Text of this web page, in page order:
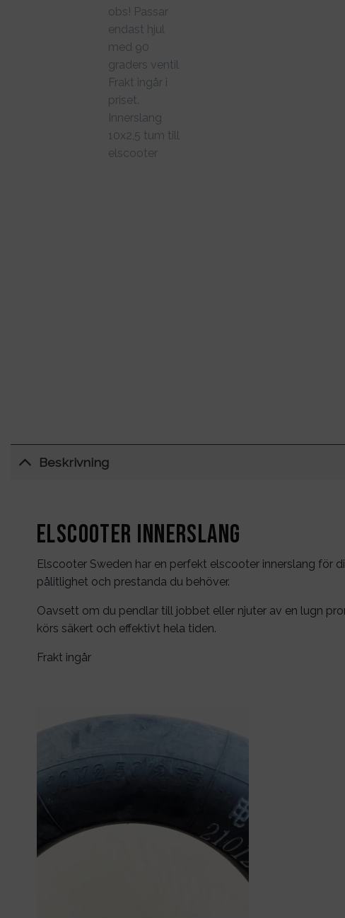
Beskrivning
Elscooter Innerslang
Elscooter Sweden har en perfekt elscooter innerslang för
pålitlighet och prestanda du behöver.
Oavsett om du pendlar till jobbet eller njuter av en lugn
körs säkert och effektivt hela tiden.
Frakt ingår